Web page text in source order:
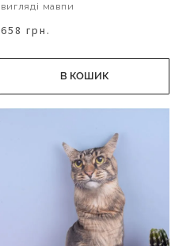
вигляді мавпи
658 грн.
В КОШИК